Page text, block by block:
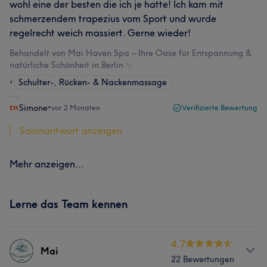
wohl eine der besten die ich je hatte! Ich kam mit
schmerzendem trapezius vom Sport und wurde
regelrecht weich massiert. Gerne wieder!
Behandelt von Mai Haven Spa – Ihre Oase für Entspannung &
natürliche Schönheit in Berlin ✨
•
Schulter-, Rücken- & Nackenmassage
Simone•vor 2 Monaten Verifizierte Bewertung
Salonantwort anzeigen
Mehr anzeigen...
Lerne das Team kennen
Mai
4.7
22 Bewertungen